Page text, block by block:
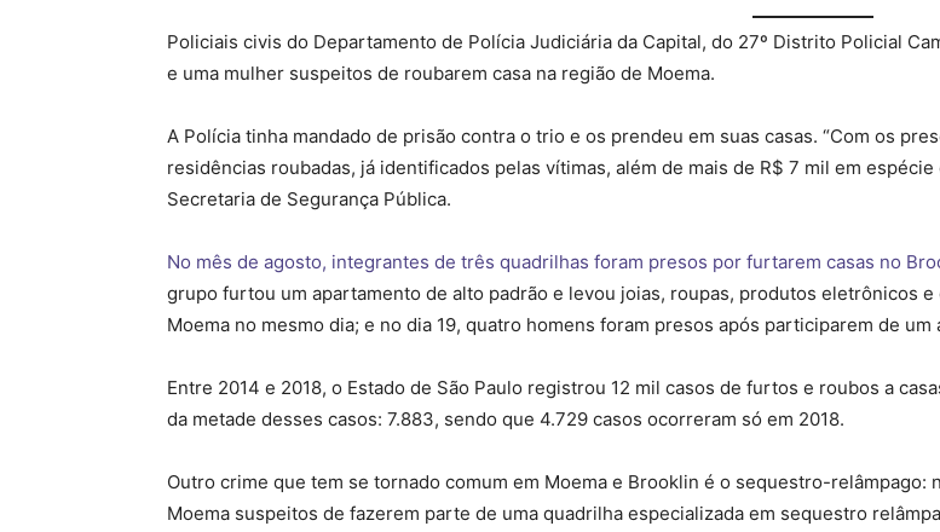
Policiais civis do Departamento de Polícia Judiciária da Capital, do 27º Distrito Policial
e uma mulher suspeitos de roubarem casa na região de Moema.
A Polícia tinha mandado de prisão contra o trio e os prendeu em suas casas. “Com os
residências roubadas, já identificados pelas vítimas, além de mais de R$ 7 mil em
Secretaria de Segurança Pública.
No mês de agosto, integrantes de três quadrilhas foram presos por furtarem casas no
grupo furtou um apartamento de alto padrão e levou joias, roupas, produtos eletrônicos
Moema no mesmo dia; e no dia 19, quatro homens foram presos após participarem de
Entre 2014 e 2018, o Estado de São Paulo registrou 12 mil casos de furtos e roubos a
da metade desses casos: 7.883, sendo que 4.729 casos ocorreram só em 2018.
Outro crime que tem se tornado comum em Moema e Brooklin é o sequestro-
Moema suspeitos de fazerem parte de uma quadrilha especializada em sequestro